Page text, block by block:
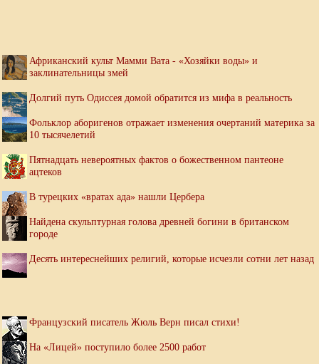
Африканский культ Мамми Вата - «Хозяйки воды» и
заклинательницы змей
Долгий путь Одиссея домой обратится из мифа в реальность
Фольклор аборигенов отражает изменения очертаний материка за
10 тысячелетий
Пятнадцать невероятных фактов о божественном пантеоне
ацтеков
В турецких «вратах ада» нашли Цербера
Найдена скульптурная голова древней богини в британском
городе
Десять интереснейших религий, которые исчезли сотни лет назад
Французский писатель Жюль Верн писал стихи!
На «Лицей» поступило более 2500 работ